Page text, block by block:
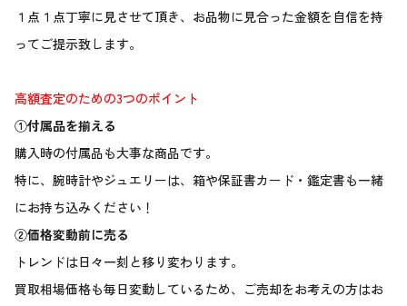
１点１点丁寧に見させて頂き、お品物に見合った金額を自信を持
ってご提示致します。
高額査定のための3つのポイント
①付属品を揃える
購入時の付属品も大事な商品です。
特に、腕時計やジュエリーは、箱や保証書カード・鑑定書も一緒
にお持ち込みください！
②価格変動前に売る
トレンドは日々一刻と移り変わります。
買取相場価格も毎日変動しているため、ご売却をお考えの方はお